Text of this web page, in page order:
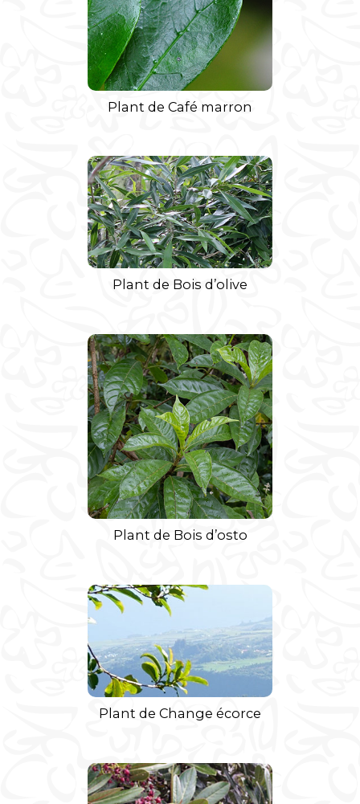
Plant de Café marron
Plant de Bois d’olive
Plant de Bois d’osto
Plant de Change écorce